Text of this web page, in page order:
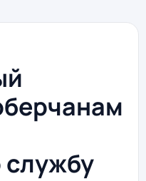
службу